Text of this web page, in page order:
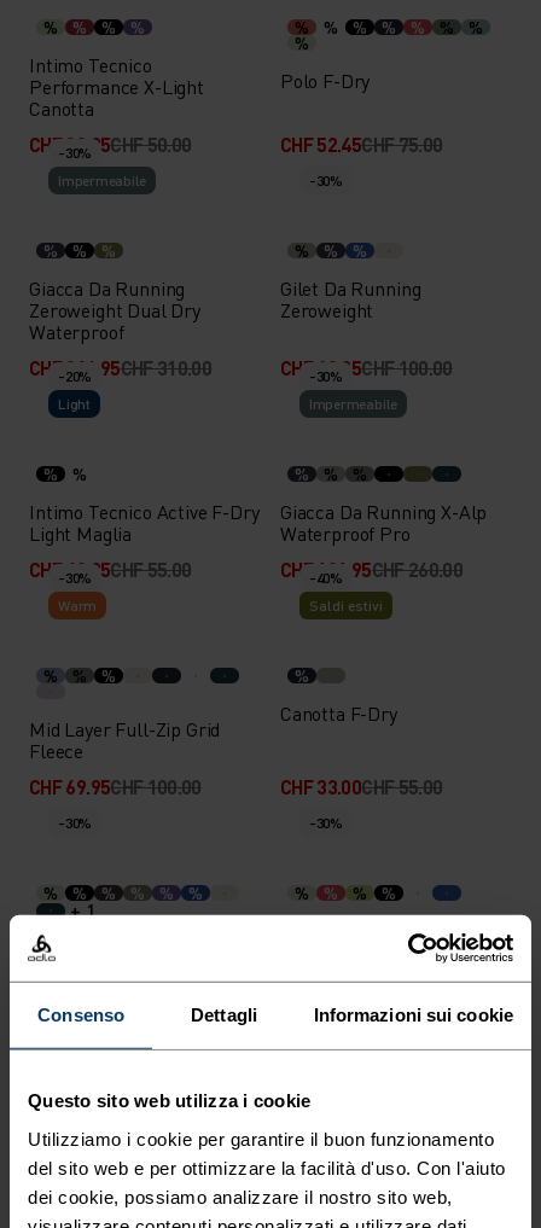
Consenso Dettagli Informazioni sui cookie
Questo sito web utilizza i cookie
Utilizziamo i cookie per garantire il buon funzionamento
del sito web e per ottimizzare la facilità d'uso. Con l'aiuto
dei cookie, possiamo analizzare il nostro sito web,
% % % %
Intimo Tecnico
Performance X-Light
Canotta
CHF 39.95CHF 50.00
% % % % % % %
%
Polo F-Dry
CHF 52.45CHF 75.00
-30%
Impermeabile
% % %
Giacca Da Running
Zeroweight Dual Dry
Waterproof
CHF 216.95CHF 310.00
-30%
% % %
Gilet Da Running
Zeroweight
CHF 69.95CHF 100.00
-20%
Light
% %
Intimo Tecnico Active F-Dry
Light Maglia
CHF 43.95CHF 55.00
-30%
Impermeabile
% % %
Giacca Da Running X-Alp
Waterproof Pro
CHF 181.95CHF 260.00
-30%
Warm
% % %
Mid Layer Full-Zip Grid
Fleece
CHF 69.95CHF 100.00
-40%
Saldi estivi
%
Canotta F-Dry
CHF 33.00CHF 55.00
-30%
% % % % % %
+ 1
T-Shirt Da Running
CHF 38.45CHF 55.00
-30%
% % % %
Canotta Da Running
CHF 20.95CHF 30.00
-30%
% % % % % % %
Polo Cardada
CHF 48.95
CHF 70.00
%
T-Shirt F-Dry
CHF 41.95
CHF 60.00
-30% -30%